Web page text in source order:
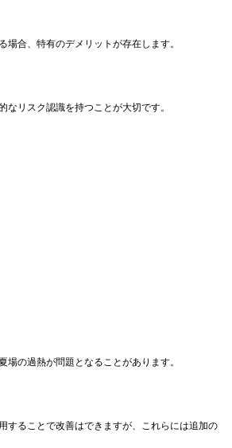
場合、特有のデメリットが存在します。
なリスク認識を持つことが大切です。
場の過熱が問題となることがあります。
することで改善はできますが、これらには追加の